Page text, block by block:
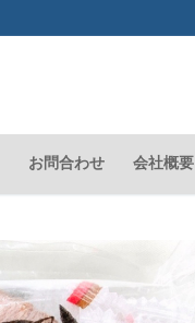
お問合わせ 会社概要